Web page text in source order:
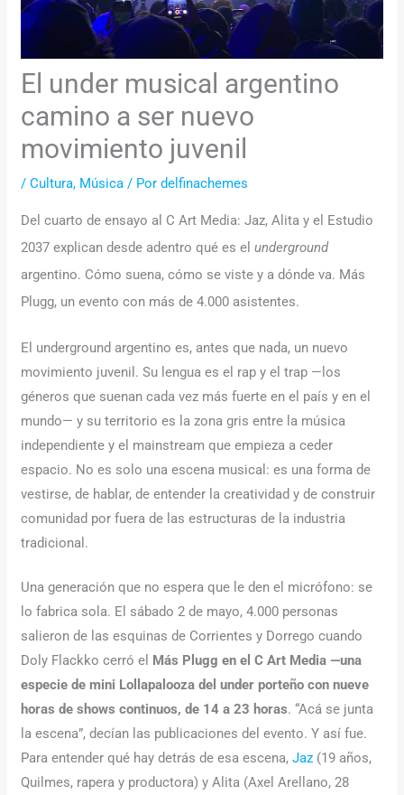
El under musical argentino
camino a ser nuevo
movimiento juvenil
/Cultura, Música / Pordelfinachemes
Del cuarto de ensayo al C Art Media: Jaz, Alita y el Estudio
2037 explican desde adentro qué es elunderground
argentino. Cómo suena, cómo se viste y a dónde va. Más
Plugg, un evento con más de 4.000 asistentes.
El underground argentino es, antes que nada, un nuevo
movimiento juvenil. Su lengua es el rap y el trap —los
géneros que suenan cada vez más fuerte en el país y en el
mundo— y su territorio es la zona gris entre la música
independiente y el mainstream que empieza a ceder
espacio. No es solo una escena musical: es una forma de
vestirse, de hablar, de entender la creatividad y de construir
comunidad por fuera de las estructuras de la industria
tradicional.
Una generación que no espera que le den el micrófono: se
lo fabrica sola. El sábado 2 de mayo, 4.000 personas
salieron de las esquinas de Corrientes y Dorrego cuando
Doly Flackko cerró el
Más Plugg en el C Art Media —una
especie de mini Lollapalooza del under porteño con nueve
horas de shows continuos, de 14 a 23 horas. “Acá se junta
la escena”, decían las publicaciones del evento. Y así fue.
Para entender qué hay detrás de esa escena,Jaz (19 años,
Quilmes, rapera y productora) y Alita (Axel Arellano, 28